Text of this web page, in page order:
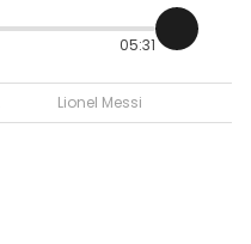
05:31
Lionel Messi